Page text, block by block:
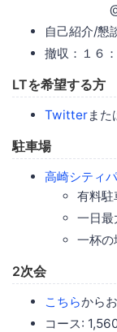
自己紹介/懇
撤収：１６
LTを希望する方
Twitterまた
駐車場
高崎シティ
有料駐
一日最
一杯の
2次会
こちらから
コース: